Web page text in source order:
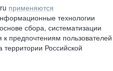
применяются
технологии
сбора, систематизации
предпочтениям пользователей
Российской